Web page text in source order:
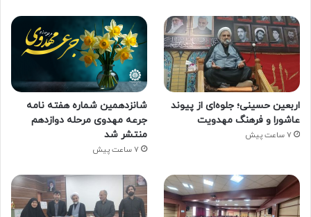
اربعین حسینی؛ جلوه‌ای از پیوند
عاشورا و فرهنگ مهدویت
7 ساعت پیش
شانزدهمین شماره هفته‌ نامه
جرعه مهدوی مرحله دوازدهم
منتشر شد
7 ساعت پیش